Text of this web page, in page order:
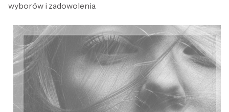
wyborów i zadowolenia.